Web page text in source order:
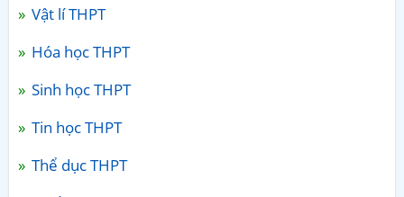
Vật lí THPT
Hóa học THPT
Sinh học THPT
Tin học THPT
Thể dục THPT